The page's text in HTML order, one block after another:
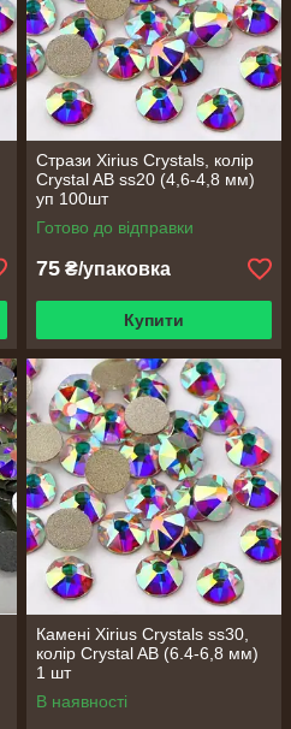
Стрази Xirius Crystals, колір
Сrystal AB ss20 (4,6-4,8 мм)
уп 100шт
Готово до відправки
75 ₴/упаковка
Купити
Камені Xirius Crystals ss30,
колір Crystal AB (6.4-6,8 мм)
1 шт
В наявності